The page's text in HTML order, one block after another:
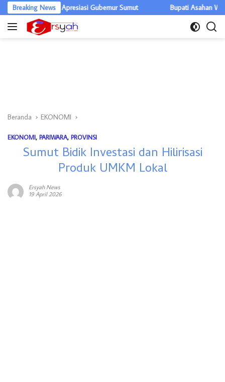
Langsung
ke
Breaking News
Apresiasi Gubernur Sumut Bupati Asahan Warning OPD,
Beranda EKONOMI
EKONOMI, PARIWARA, PROVINSI
Sumut Bidik Investasi dan Hilirisasi
Produk UMKM Lokal
Ersyah News
19 April 2026